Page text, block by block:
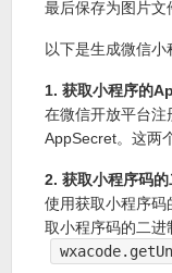
最后保存为图片文
以下是生成微信小
1. 获取小程序的
在微信开放平台注
AppSecret。这两
2. 获取小程序码的
使用获取小程序码
取小程序码的二进